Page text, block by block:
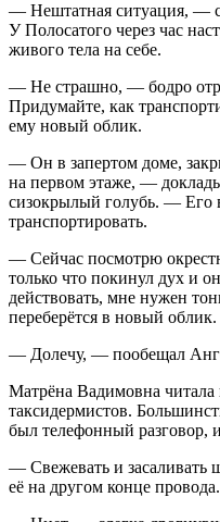
— Нештатная ситуация, —
У Полосатого через час
живого тела на себе.
— Не страшно, — бодро
Придумайте, как
ему новый облик.
— Он в запертом доме,
на первом этаже, —
сизокрылый голубь. — Его
транспортировать.
— Сейчас посмотрю
только что покинул дух и
действовать, мне нужен
переберётся в новый облик.
— Долечу, — пообещал
Матрёна Вадимовна читала
таксидермистов.
был телефонный разговор,
— Свежевать и засаливать
её на другом конце провода.